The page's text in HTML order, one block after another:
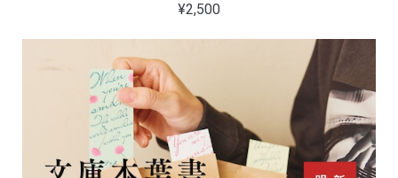
¥2,500